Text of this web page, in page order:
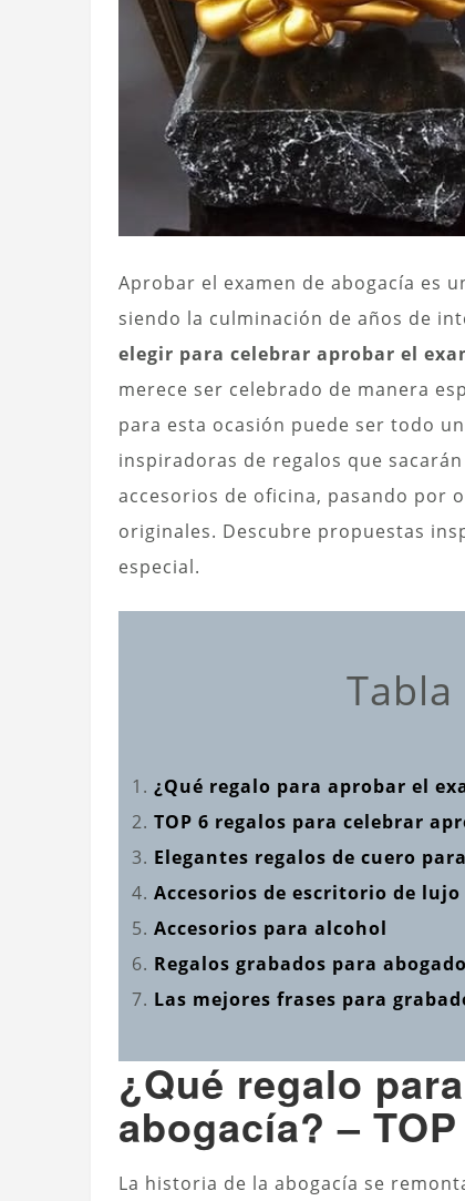
Aprobar el examen de abogacía es
siendo la culminación de años de
elegir para celebrar aprobar el
merece ser celebrado de manera
para esta ocasión puede ser todo
inspiradoras de regalos que
accesorios de oficina, pasando por
originales. Descubre propuestas
especial.
¿Qué regalo para aprobar el
TOP 6 regalos para celebrar
Elegantes regalos de cuero
Accesorios de escritorio de lujo
Accesorios para alcohol
Regalos grabados para
Las mejores frases para
¿Qué regalo
abogacía? –
La historia de la abogacía se